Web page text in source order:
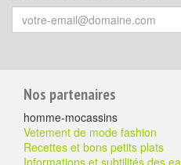
Votre
email
Pour
aller
plus
Nos partenaires
homme-mocassins
Vetement de mode fashion
Recettes et bons petits plats
Informations et subtilités des